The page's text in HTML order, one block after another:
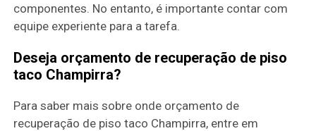
componentes. No entanto, é importante contar com
equipe experiente para a tarefa.
Deseja orçamento de recuperação de piso
taco Champirra?
Para saber mais sobre onde orçamento de
recuperação de piso taco Champirra, entre em